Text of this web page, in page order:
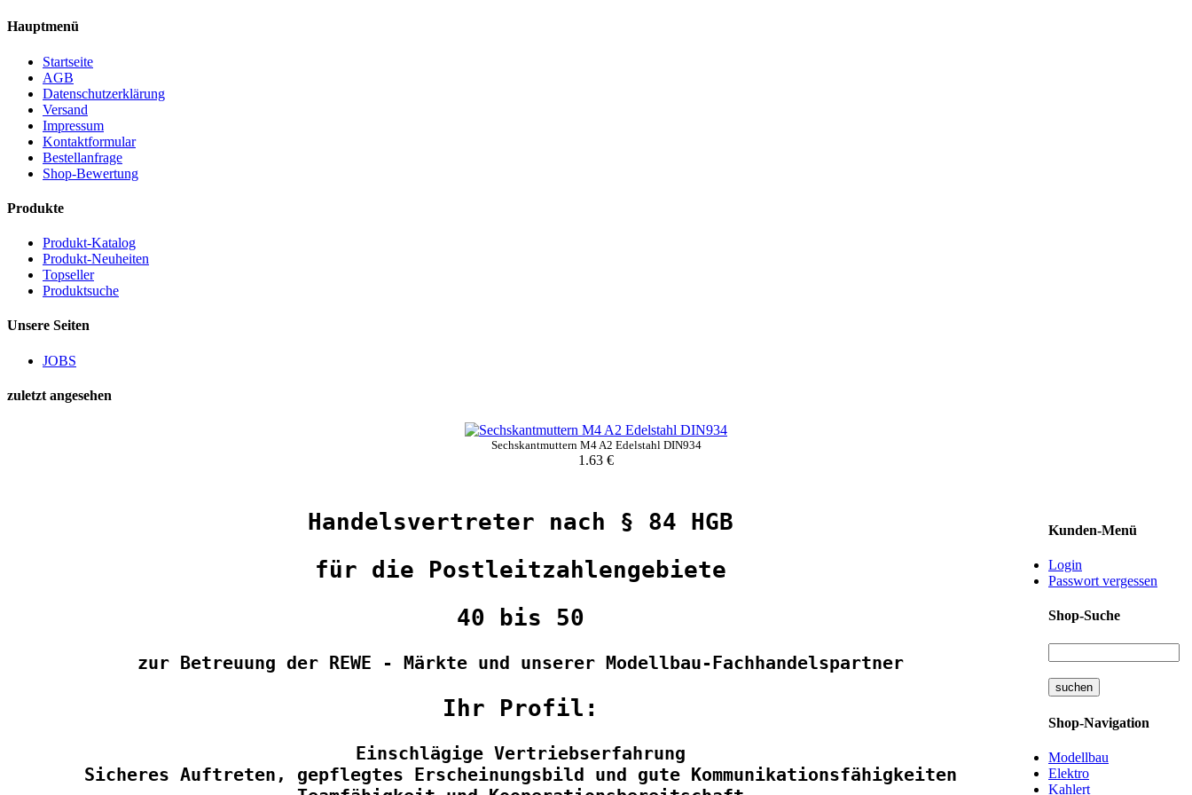
Hauptmenü
Startseite
AGB
Datenschutzerklärung
Versand
Impressum
Kontaktformular
Bestellanfrage
Shop-Bewertung
Produkte
Produkt-Katalog
Produkt-Neuheiten
Topseller
Produktsuche
Unsere Seiten
JOBS
zuletzt angesehen
Sechskantmuttern M4 A2 Edelstahl DIN934
1.63 €
Handelsvertreter nach § 84 HGB
für die Postleitzahlengebiete
40 bis 50
zur Betreuung der REWE - Märkte und unserer Modellbau-Fachhandelspartner
Ihr Profil:
Kunden-Menü
Login
Passwort vergessen
Shop-Suche
Shop-Navigation
Modellbau
Elektro
Kahlert